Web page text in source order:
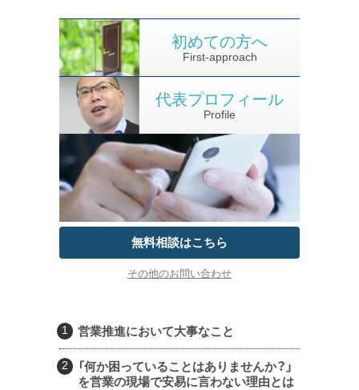
First-approach
初めての方へ
Profile
代表プロフィール
無料相談はこちら
その他のお問い合わせ
営業推進において大事なこと
「何か困っていることはありませんか？」
を営業の現場で安易に言わない理由とは